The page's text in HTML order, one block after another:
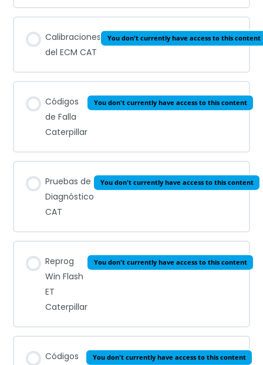
Calibraciones
del ECM CAT
You don't currently have access to this content
Códigos
de Falla
Caterpillar
You don't currently have access to this content
Pruebas de
Diagnóstico
CAT
You don't currently have access to this content
Reprog
Win Flash
ET
Caterpillar
You don't currently have access to this content
Códigos
You don't currently have access to this content